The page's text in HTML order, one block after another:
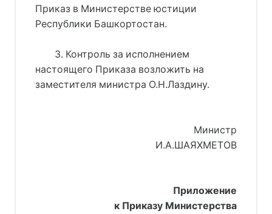
Приказ в Министерстве юстиции
Республики Башкортостан.
3. Контроль за исполнением
настоящего Приказа возложить на
заместителя министра О.Н.Лаздину.
Министр
И.А.ШАЯХМЕТОВ
Приложение
к Приказу Министерства